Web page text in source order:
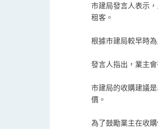
市建局發言人表示
租客。
根據市建局較早時
發言人指出，業主
市建局的收購建議
價。
為了鼓勵業主在收